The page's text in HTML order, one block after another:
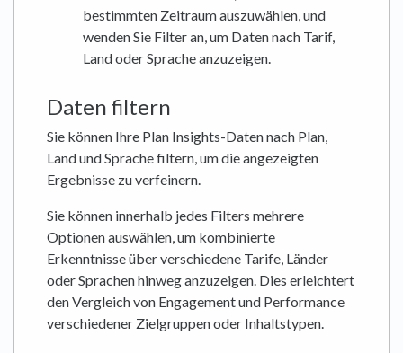
bestimmten Zeitraum auszuwählen, und
wenden Sie Filter an, um Daten nach Tarif,
Land oder Sprache anzuzeigen.
Daten filtern
Sie können Ihre Plan Insights-Daten nach Plan,
Land und Sprache filtern, um die angezeigten
Ergebnisse zu verfeinern.
Sie können innerhalb jedes Filters mehrere
Optionen auswählen, um kombinierte
Erkenntnisse über verschiedene Tarife, Länder
oder Sprachen hinweg anzuzeigen. Dies erleichtert
den Vergleich von Engagement und Performance
verschiedener Zielgruppen oder Inhaltstypen.